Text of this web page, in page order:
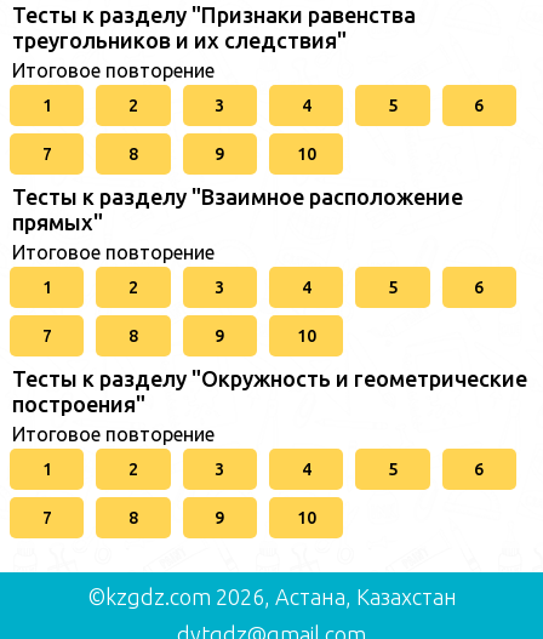
Тесты к разделу "Признаки равенства
треугольников и их следствия"
Итоговое повторение
1 2 3 4 5 6
7 8 9 10
Тесты к разделу "Взаимное расположение
прямых"
Итоговое повторение
1 2 3 4 5 6
7 8 9 10
Тесты к разделу "Окружность и геометрические
построения"
Итоговое повторение
1 2 3 4 5 6
7 8 9 10
©kzgdz.com 2026, Астана, Казахстан
dytgdz@gmail.com